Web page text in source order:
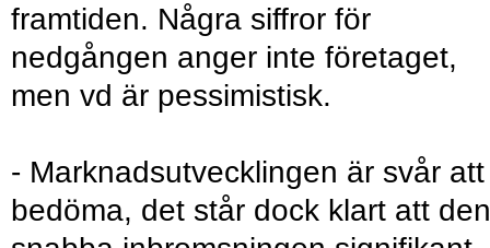
framtiden. Några siffror för
nedgången anger inte företaget,
men vd är pessimistisk.
- Marknadsutvecklingen är svår att
bedöma, det står dock klart att den